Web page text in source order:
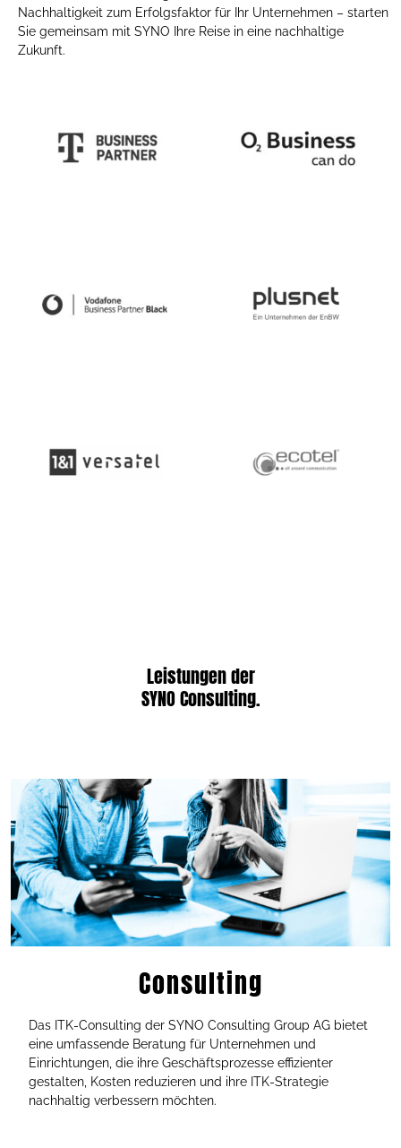
Nachhaltigkeit zum Erfolgsfaktor für Ihr Unternehmen – starten
Sie gemeinsam mit SYNO Ihre Reise in eine nachhaltige
Zukunft.
Leistungen der
SYNO Consulting.
Consulting
Das ITK-Consulting der SYNO Consulting Group AG bietet
eine umfassende Beratung für Unternehmen und
Einrichtungen, die ihre Geschäftsprozesse effizienter
gestalten, Kosten reduzieren und ihre ITK-Strategie
nachhaltig verbessern möchten.